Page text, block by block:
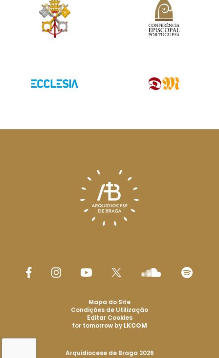
Arquidiocese de Braga 2026
Mapa do Site
Condições de Utilização
Editar Cookies
for tomorrow by LKCOM